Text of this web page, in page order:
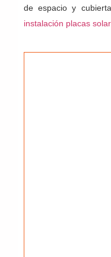
de espacio y
instalación placas